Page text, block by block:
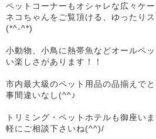
ペットコーナーもオシャレな広々ケ
ネコちゃんをご覧頂ける、ゆったり
(*^-^*)
小動物、小鳥に熱帯魚などオールペ
い楽しさがあります！！
市内最大級のペット用品の品揃えで
事間違いなし(^^♪
トリミング・ペットホテルも御座い
軽にご相談下さいね(^^)/